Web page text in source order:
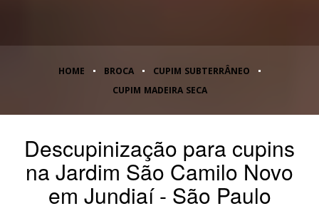
HOME BROCA
CUPIM SUBTERRÂNEO
CUPIM MADEIRA SECA
Descupinização para cupins
na Jardim São Camilo Novo
em Jundiaí - São Paulo